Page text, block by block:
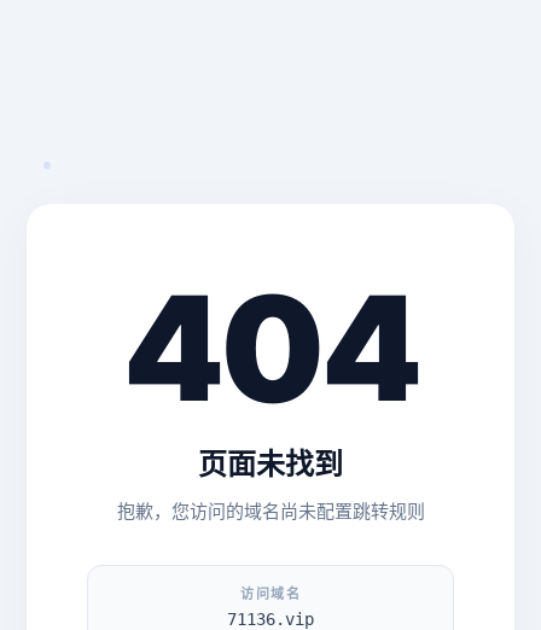
404
页面未找到
抱歉，您访问的域名尚未配置跳转规则
访问域名
71136.vip